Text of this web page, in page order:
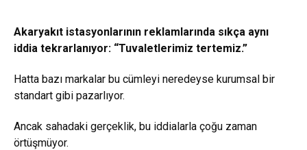
Akaryakıt istasyonlarının reklamlarında sıkça aynı
iddia tekrarlanıyor: “Tuvaletlerimiz tertemiz.”
Hatta bazı markalar bu cümleyi neredeyse kurumsal bir
standart gibi pazarlıyor.
Ancak sahadaki gerçeklik, bu iddialarla çoğu zaman
örtüşmüyor.